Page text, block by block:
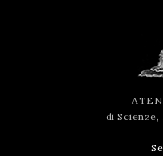
di